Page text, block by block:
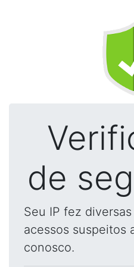
de
Seu IP fez
acessos suspeitos
conosco.